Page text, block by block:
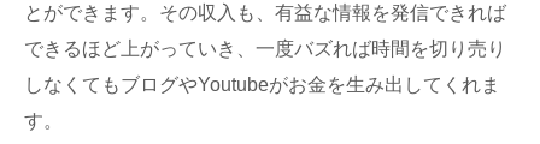
とができます。その収入も、有益な情報を発信できれば
できるほど上がっていき、一度バズれば時間を切り売り
しなくてもブログやYoutubeがお金を生み出してくれま
す。